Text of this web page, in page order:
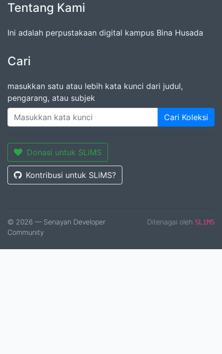
Tentang Kami
Ini adalah perpustakaan digital kampus Bina Husada
Cari
masukkan satu atau lebih kata kunci dari judul,
pengarang, atau subjek
Cari Koleksi
Donasi untuk SLiMS
Kontribusi untuk SLiMS?
© 2026 — Senayan Developer
Community
Ditenagai oleh SLiMS